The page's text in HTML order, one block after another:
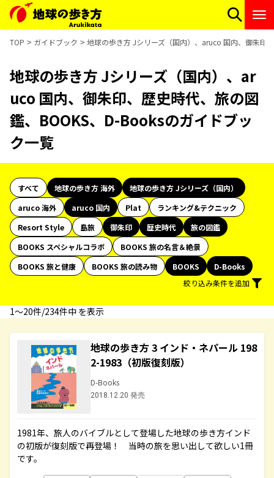
TOP ガイドブック 地球の歩き方 Jシリーズ（国内）、aruco 国内、御朱印
地球の歩き方 Jシリーズ（国内）、ar
uco 国内、御朱印、歴史時代、旅の図
鑑、BOOKS、D-Booksのガイドブッ
ク一覧
すべて 地球の歩き方 海外
地球の歩き方 Jシリーズ（国内）
aruco 海外
aruco 国内 Plat
ランキング&テクニック
Resort Style
島旅 御朱印 歴史時代
旅の図鑑
BOOKS スペシャルコラボ
BOOKS 旅の名言＆絶景
BOOKS 旅と健康
BOOKS 旅の読み物 BOOKS
D-Books
絞り込み条件を追加
1〜20件/234件中 を表示
地球の歩き方 3 インド・ネパール 198
2-1983（初版復刻版）
D-Books
2018.12.20 発売
1981年、旅人のバイブルとして登場した地球の歩き方インド
の初版が復刻版で再登場！ 当時の旅を思い出して欲しい1冊
です。